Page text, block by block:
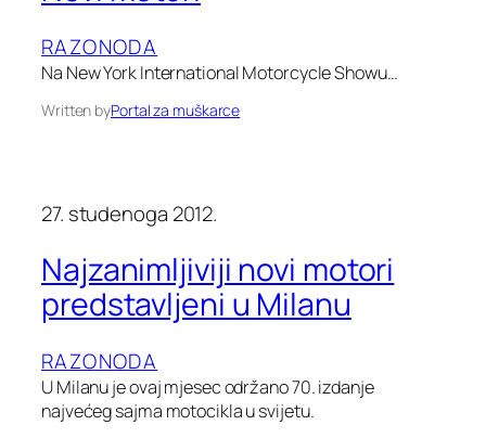
RAZONODA
Na New York International Motorcycle Showu…
Written byPortal za muškarce
27. studenoga 2012.
Najzanimljiviji novi motori
predstavljeni u Milanu
RAZONODA
U Milanu je ovaj mjesec održano 70. izdanje
najvećeg sajma motocikla u svijetu.